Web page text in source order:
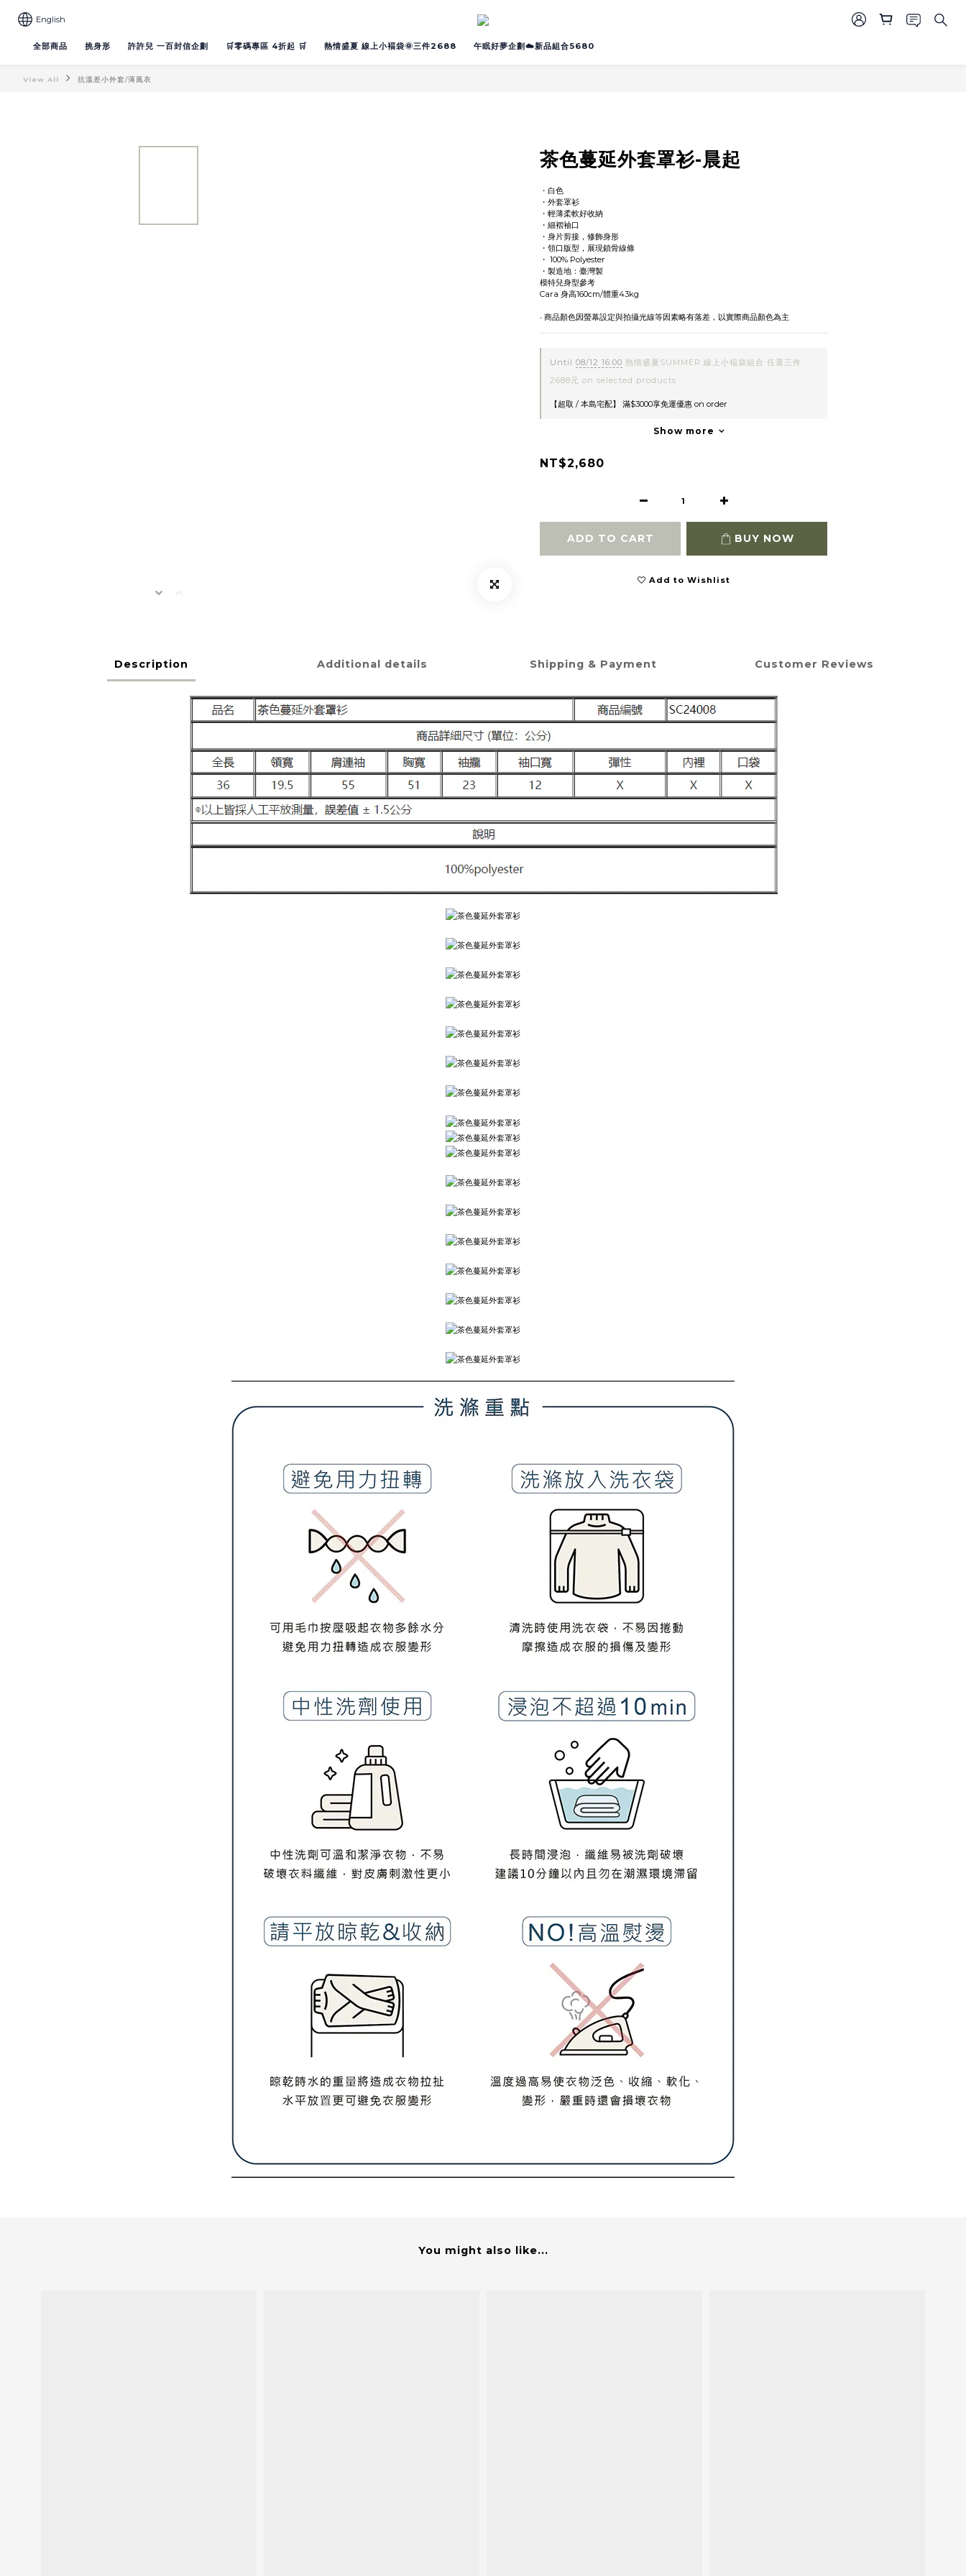
English
全部商品 挑身形 許許兒 一百封信企劃 🛒零碼專區 4折起 🛒 熱情盛夏 線上小褔袋🌞三件2688 午眠好夢企劃☁️新品組合5680
View All 抗溫差小外套/薄風衣
茶色蔓延外套罩衫-晨起
・白色
・外套罩衫
・輕薄柔軟好收納
・細褶袖口
・身片剪接，修飾身形
・領口版型，展現鎖骨線條
・ 100% Polyester
・製造地：臺灣製
模特兒身型參考
Cara 身高160cm/體重43kg
‧ 商品顏色因螢幕設定與拍攝光線等因素略有落差，以實際商品顏色為主
Until 08/12 16:00 熱情盛夏SUMMER 線上小褔袋組合 任選三件
2688元 on selected products
【超取 / 本島宅配】 滿$3000享免運優惠 on order
Show more
NT$2,680
ADD TO CART BUY NOW
Add to Wishlist
Description Additional details Shipping & Payment Customer Reviews
You might also like...